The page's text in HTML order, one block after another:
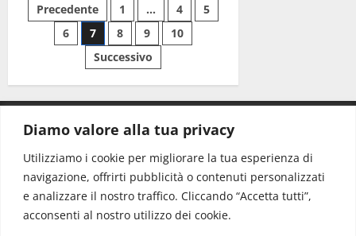
Diamo valore alla tua privacy
Utilizziamo i cookie per migliorare la tua esperienza di
navigazione, offrirti pubblicità o contenuti personalizzati
e analizzare il nostro traffico. Cliccando “Accetta tutti”,
acconsenti al nostro utilizzo dei cookie.
Precedente 1 … 4
5
6
7 8 9
10
Successivo
CONTATTI.
Redazione: redazione@www.martinasera.it
Direttore:direttore@www.martinasera.it
Info & Commerciale:info@www.martinasera.it